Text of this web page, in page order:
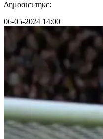
Δημοσιευτηκε:
06-05-2024 14:00